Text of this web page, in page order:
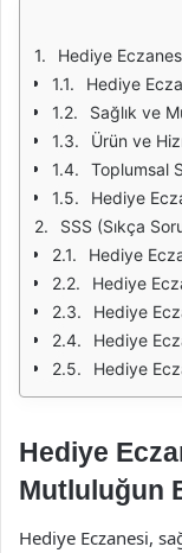
Hediye
Hediye
Sağlık ve
Ürün ve
Toplumsal
Hediye
SSS (Sıkça
Hediye
Hediye
Hediye
Hediye
Hediye
Hediye
Mutluluğun
Hediye Eczanesi,